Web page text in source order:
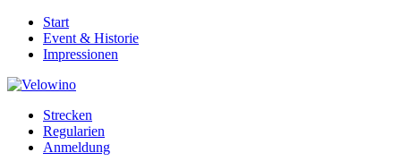
Start
Event & Historie
Impressionen
Strecken
Regularien
Anmeldung